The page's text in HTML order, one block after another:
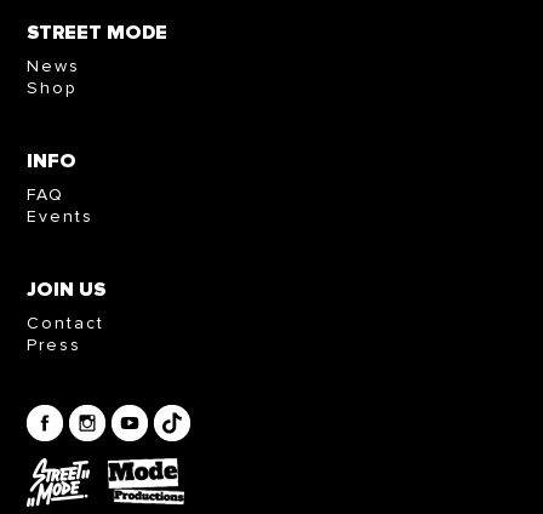
STREET MODE
News
Shop
INFO
FAQ
Events
JOIN US
Contact
Press